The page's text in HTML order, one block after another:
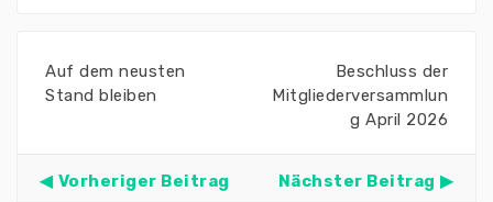
Auf dem neusten
Stand bleiben
Beschluss der
Mitgliederversammlun
g April 2026
Vorheriger Beitrag Nächster Beitrag